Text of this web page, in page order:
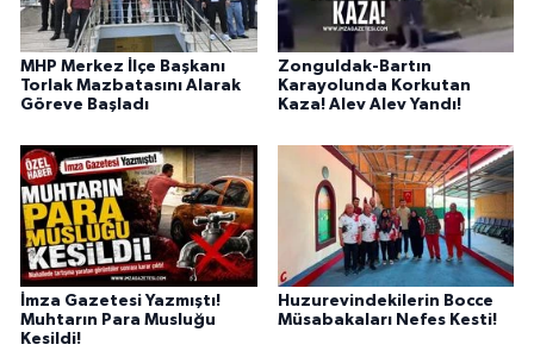
MHP Merkez İlçe Başkanı
Torlak Mazbatasını Alarak
Göreve Başladı
Zonguldak-Bartın
Karayolunda Korkutan
Kaza! Alev Alev Yandı!
İmza Gazetesi Yazmıştı!
Muhtarın Para Musluğu
Kesildi!
Huzurevindekilerin Bocce
Müsabakaları Nefes Kesti!